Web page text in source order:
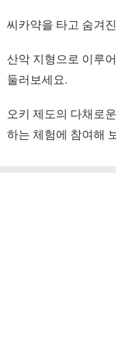
씨카약을 타고 숨겨
산악 지형으로 이루
둘러보세요.
오키 제도의 다채로
하는 체험에 참여해